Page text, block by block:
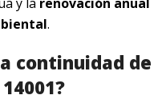
.
continuidad de